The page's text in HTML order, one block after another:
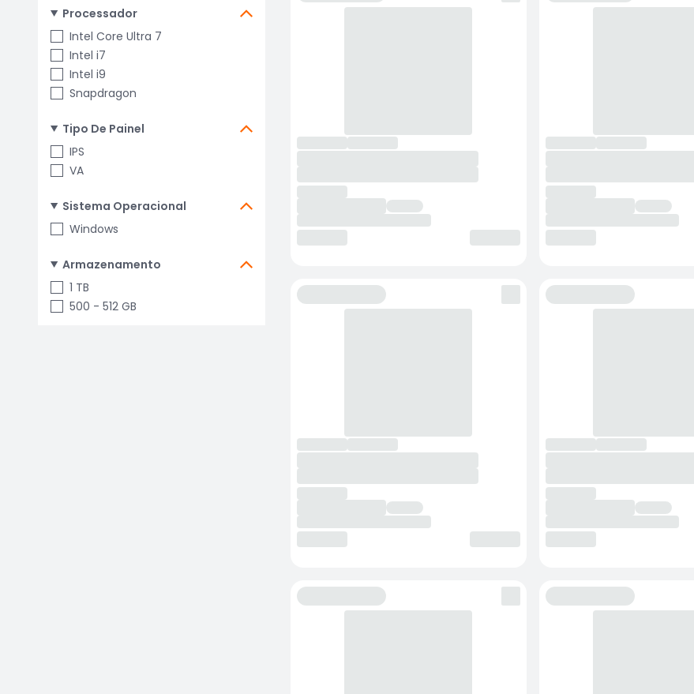
Processador
Intel Core Ultra 7
Intel i7
Intel i9
Snapdragon
Tipo De Painel
IPS
VA
Sistema Operacional
Windows
Armazenamento
1 TB
500 - 512 GB